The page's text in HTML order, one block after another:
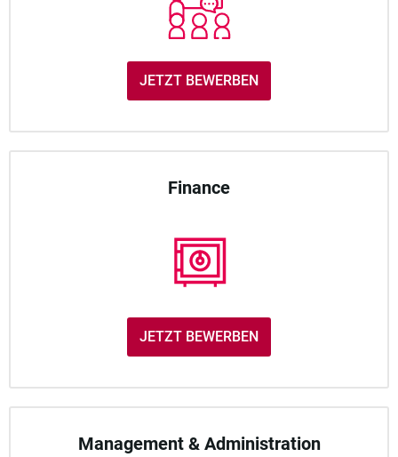
JETZT BEWERBEN
Finance
JETZT BEWERBEN
Management & Administration